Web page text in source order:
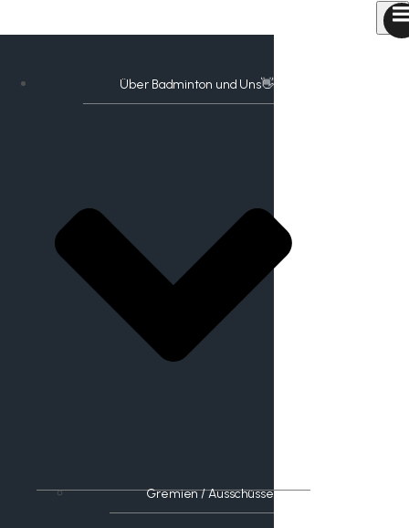
Über Badminton und Uns👋
Gremien / Ausschüsse